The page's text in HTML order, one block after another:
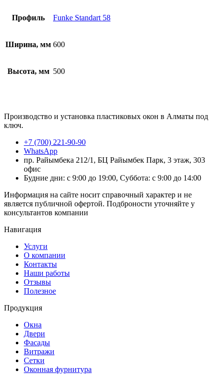
Профиль Funke Standart 58
Ширина, мм 600
Высота, мм 500
Производство и установка пластиковых окон в Алматы под
ключ.
+7 (700) 221-90-90
WhatsApp
пр. Райымбека 212/1, БЦ Райымбек Парк, 3 этаж, 303
офис
Будние дни: с 9:00 до 19:00, Суббота: с 9:00 до 14:00
Информация на сайте носит справочный характер и не
является публичной офертой. Подброности уточняйте у
консультантов компании
Навигация
Услуги
О компании
Контакты
Наши работы
Отзывы
Полезное
Продукция
Окна
Двери
Фасады
Витражи
Сетки
Оконная фурнитура